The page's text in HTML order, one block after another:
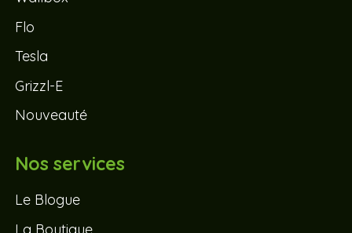
Flo
Tesla
Grizzl-E
Nouveauté
Nos services
Le Blogue
La Boutique